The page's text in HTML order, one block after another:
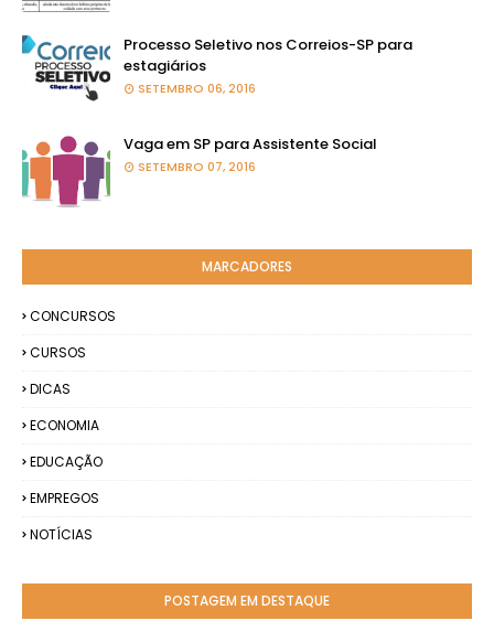
Processo Seletivo nos Correios-SP para
estagiários
SETEMBRO 06, 2016
Vaga em SP para Assistente Social
SETEMBRO 07, 2016
MARCADORES
CONCURSOS
CURSOS
DICAS
ECONOMIA
EDUCAÇÃO
EMPREGOS
NOTÍCIAS
POSTAGEM EM DESTAQUE